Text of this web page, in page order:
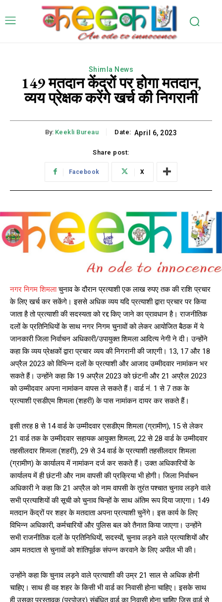
DAILY NEWS BULLETIN
Video
Player
Shimla News
149 मतदान केंद्रों पर होगा मतदान,
व्यय प्रेक्षक करेंगे खर्च की निगरानी
By: Keekli Bureau Date: April 6, 2023
Share post:
Facebook X
नगर निगम शिमलाचुनाव के दौरान प्रत्याशी एक लाख रुपए तक की राशि प्रचार
के लिए खर्च कर सकेंगे। इससे अधिक व्यय यदि प्रत्याशी द्वारा प्रचार पर किया
जाता है तो प्रत्याशी की सदस्यता को रद्द किए जाने का प्रावधान है। राजनीतिक
दलों के प्रतिनिधियों के साथ नगर निगम चुनावों को लेकर आयोजित बैठक में ये
जानकारी जिला निर्वाचन अधिकारी/उपायुक्त शिमला आदित्य नेगी ने दी। उन्होंने
कहा कि व्यय प्रेक्षकों द्वारा प्रचार व्यय की निगरानी की जाएगी। 13, 17 और 18
अप्रैल 2023 को विभिन्न दलों के प्रत्याशी और आजाद उम्मीदवार नामांकन भर
सकते हैं। उन्होंने कहा कि 19 अप्रैल 2023 को छंटनी और 21 अप्रैल 2023
को उम्मीदवार अपना नामांकन वापस ले सकते हैं। वार्ड नं. 1 से 7 तक के
प्रत्याशी एसडीएम शिमला (शहरी) के पास नामांकन दायर कर सकते हैं।
इसी तरह 8 से 14 वार्ड के उम्मीदवार एसडीएम शिमला (ग्रामीण), 15 से लेकर
21 वार्ड तक के उम्मीदवार सहायक आयुक्त शिमला, 22 से 28 वार्ड के उम्मीदवार
तहसीलदार शिमला (शहरी), 29 से 34 वार्ड के प्रत्याशी तहसीलदार शिमला
(ग्रामीण) के कार्यालय में नामांकन दर्ज कर सकते हैं। उक्त अधिकारियों के
कार्यालय में ही छंटनी और नाम वापसी की प्रक्रिया भी होगी। जिला निर्वाचन
अधिकारी ने कहा कि 21 अप्रैल को नाम वापसी के तुरंत पश्चात चुनाव लड़ने वाले
सभी प्रत्याशियों की सूची को चुनाव चिन्हों के साथ अंतिम रूप दिया जाएगा। 149
मतदान केंद्रों पर शहर के मतदाता अपना प्रत्याशी चुनेंगे। इस कार्य के लिए
विभिन्न अधिकारी, कर्मचारियों और पुलिस बल को तैनात किया जाएगा। उन्होंने
सभी राजनीतिक दलों के प्रतिनिधियों, सदस्यों, चुनाव लड़ने वाले प्रत्याशियों और
आम मतदाता से चुनावों को शांतिपूर्वक संपन्न करवाने के लिए अपील भी की।
उन्होंने कहा कि चुनाव लड़ने वाले प्रत्याशी की उम्र 21 साल से अधिक होनी
चाहिए। साथ ही वह शहर के किसी भी वार्ड का निवासी होना चाहिए। इसके साथ
ही उसका प्रस्तावक (प्रपोजर) संबंधित वार्ड का निवासी होना चाहिए जिस वार्ड से